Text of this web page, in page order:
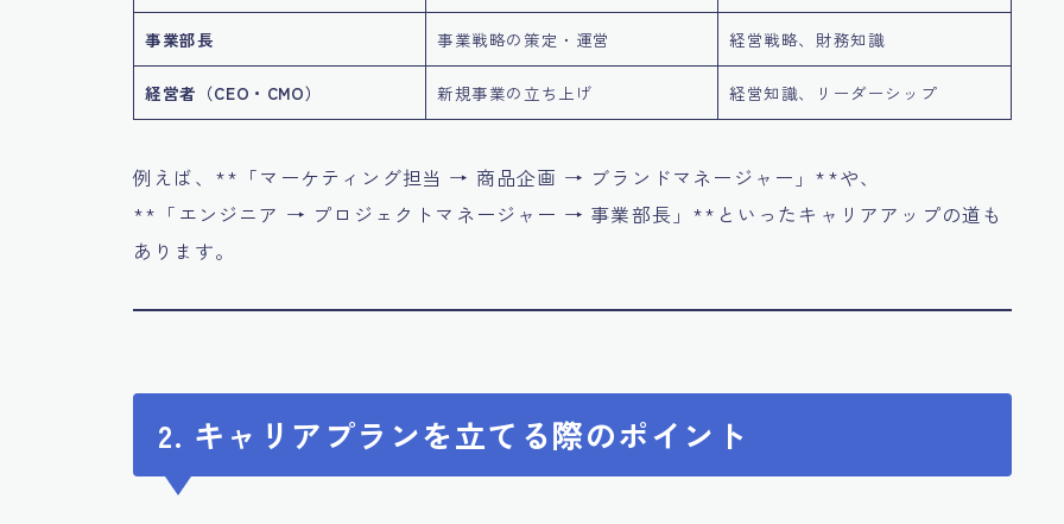
事業部長 事業戦略の策定・運営 経営戦略、財務知識
経営者（CEO・CMO） 新規事業の立ち上げ 経営知識、リーダーシップ
例えば、**「マーケティング担当 → 商品企画 → ブランドマネージャー」**や、
**「エンジニア → プロジェクトマネージャー → 事業部長」**といったキャリアアップの道も
あります。
2. キャリアプランを立てる際のポイント